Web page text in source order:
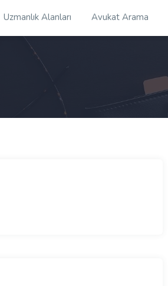
Uzmanlık Alanları Avukat Arama